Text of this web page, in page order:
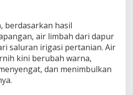
berdasarkan hasil
air limbah dari dapur
saluran irigasi pertanian. Air
kini berubah warna,
dan menimbulkan